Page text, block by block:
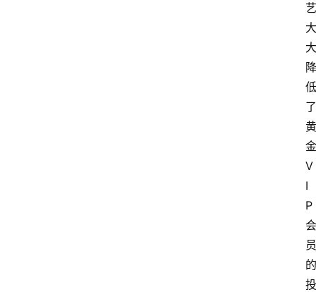
艺
大
大
降
低
了
黄
金
V
I
P
会
员
的
投